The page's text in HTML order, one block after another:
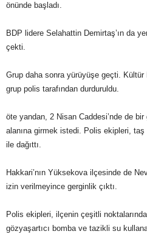
önünde başladı.
BDP lidere Selahattin Demirtaş’ın da
çekti.
Grup daha sonra yürüyüşe geçti. Kültür
grup polis tarafından durduruldu.
öte yandan, 2 Nisan Caddesi’nde de
alanına girmek istedi. Polis ekipleri, taş
ile dağıttı.
Hakkari’nın Yüksekova ilçesinde de
izin verilmeyince gerginlik çıktı.
Polis ekipleri, ilçenin çeşitli
gözyaşartıcı bomba ve tazikli su